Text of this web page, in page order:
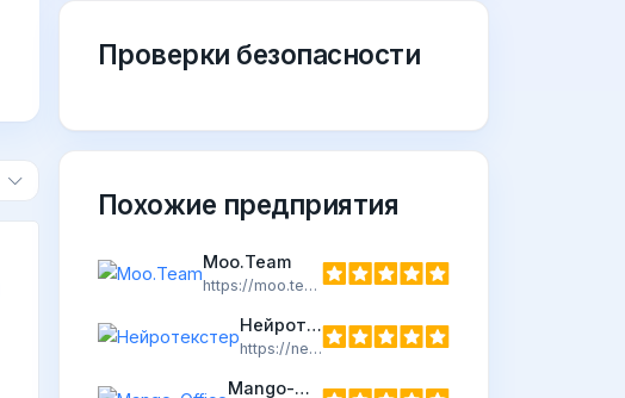
Проверки безопасности
Похожие предприятия
Moo.Team
https://moo.team/
Нейротекстер
https://neuro-texter.ru/
Mango-Office